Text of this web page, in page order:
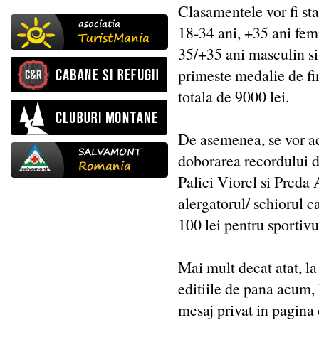
Clasamentele vor fi
18-34 ani, +35 ani
35/+35 ani masculin
primeste medalie de
totala de 9000 lei.
De asemenea, se vor
doborarea recordului
Palici Viorel si Preda
alergatorul/ schiorul
100 lei pentru
Mai mult decat atat,
editiile de pana
mesaj privat in